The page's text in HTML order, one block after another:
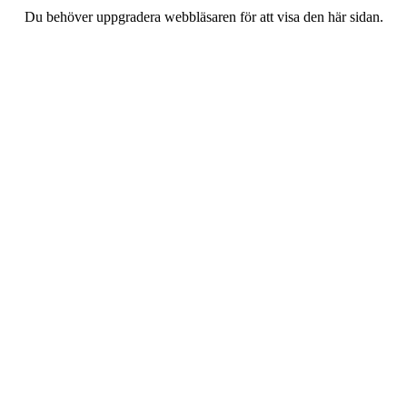
Du behöver uppgradera webbläsaren för att visa den här sidan.